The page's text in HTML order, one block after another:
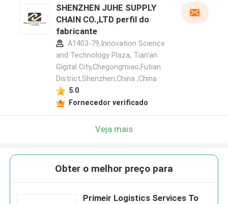
SHENZHEN JUHE SUPPLY
CHAIN CO.,LTD perfil do
fabricante
A1403-79,Innovation Science
and Technology Plaza, Tian'an
Gigital City,Chegongmiao,Futian
District,Shenzhen,China ,China
5.0
Fornecedor verificado
Veja mais
Obter o melhor preço para
Primeir Logistics Services To